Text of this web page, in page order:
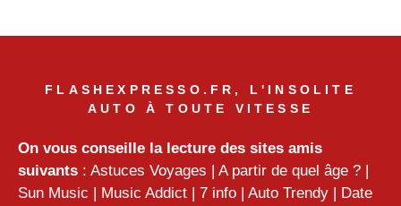
FLASHEXPRESSO.FR, L'INSOLITE
AUTO À TOUTE VITESSE
On vous conseille la lecture des sites amis
suivants : Astuces Voyages | A partir de quel âge ? |
Sun Music | Music Addict | 7 info | Auto Trendy | Date